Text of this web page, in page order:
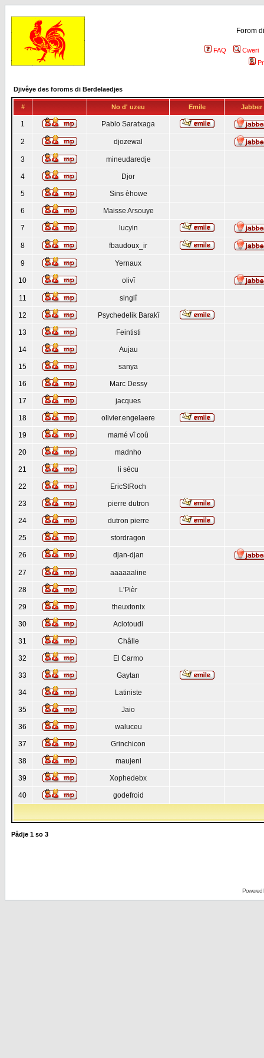
Forom
FAQ
Cweri
Djivêye des foroms di Berdelaedjes
# No d' uzeu Emile Jabber
1 Pablo Saratxaga
2 djozewal
3 mineudaredje
4 Djor
5 Sins èhowe
6 Maisse Arsouye
7 lucyin
8 fbaudoux_ir
9 Yernaux
10 olivî
11 singlî
12 Psychedelik Barakî
13 Feintisti
14 Aujau
15 sanya
16 Marc Dessy
17 jacques
18 olivier.engelaere
19 mamé vî coû
20 madnho
21 li sécu
22 EricStRoch
23 pierre dutron
24 dutron pierre
25 stordragon
26 djan-djan
27 aaaaaaline
28 L'Pièr
29 theuxtonix
30 Aclotoudi
31 Châlle
32 El Carmo
33 Gaytan
34 Latiniste
35 Jaio
36 waluceu
37 Grinchicon
38 maujeni
39 Xophedebx
40 godefroid
Pådje 1 so 3
Powered